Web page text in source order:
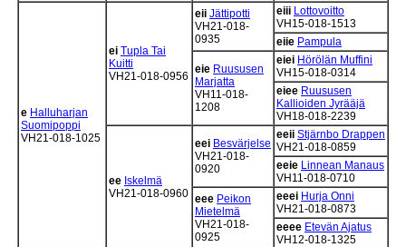
e Halluharjan
Suomipoppi
VH21-018-1025
ei Tupla Tai
Kuitti
VH21-018-0956
eii Jättipotti
VH21-018-
0935
eiii Lottovoitto
VH15-018-1513
eiie Pampula
eie Ruususen
Marjatta
VH11-018-
1208
eiei Hörölän Muffini
VH15-018-0314
eiee Ruususen
Kallioiden Jyrääjä
VH18-018-2239
ee Iskelmä
VH21-018-0960
eei Besvärjelse
VH21-018-
0920
eeii Stjärnbo Drappen
VH21-018-0859
eeie Linnean Manaus
VH11-018-0710
eee Peikon
Mietelmä
VH21-018-
0925
eeei Hurja Onni
VH21-018-0873
eeee Etevän Ajatus
VH12-018-1325